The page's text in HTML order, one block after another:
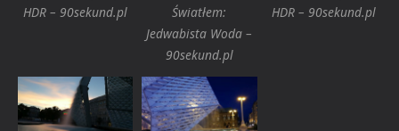
HDR – 90sekund.pl
Światłem:
Jedwabista Woda –
90sekund.pl
HDR – 90sekund.pl